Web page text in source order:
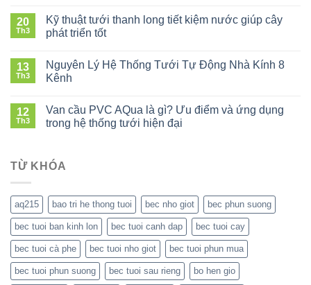
phê
mùa
khô
kiệm
nước
giữ
năng
Tưới
nước
tự
mùa
khô:
đầu
tư
20
Th3
Kỹ thuật tưới thanh long tiết kiệm nước giúp cây
phát triển tốt
Kỹ
thuật
tưới
long
tiết
cây
tốt
13
Th3
Nguyên Lý Hệ Thống Tưới Tự Động Nhà Kính 8
Kênh
Nguyên
Hệ
Tự
Kính
8
Kênh
12
Th3
Van cầu PVC AQua là gì? Ưu điểm và ứng dụng
trong hệ thống tưới hiện đại
cầu
là
gì?
Ưu
và
ứng
dụng
trong
TỪ KHÓA
aq215 bao tri he thong tuoi bec nho giot bec phun suong
bec tuoi ban kinh lon bec tuoi canh dap bec tuoi cay
bec tuoi cà phe bec tuoi nho giot bec tuoi phun mua
bec tuoi phun suong bec tuoi sau rieng bo hen gio